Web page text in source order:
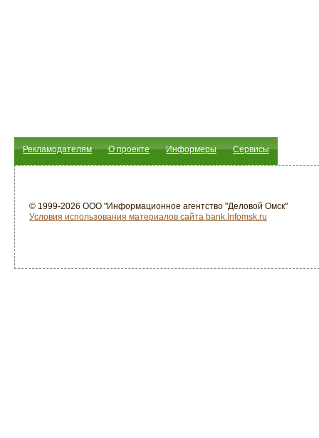
Рекламодателям О проекте Информеры Сервисы
© 1999-2026 ООО "Информационное агентство "Деловой Омск"
Условия использования материалов сайта bank.Infomsk.ru